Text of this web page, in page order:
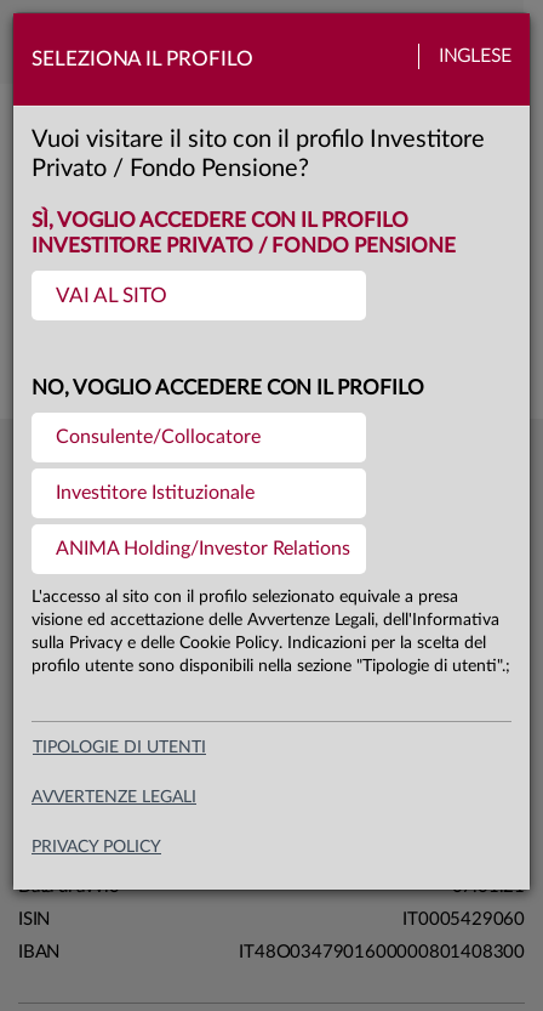
SELEZIONA IL PROFILO INGLESE
Vuoi visitare il sito con il profilo Investitore
Privato / Fondo Pensione?
SÌ, VOGLIO ACCEDERE CON IL PROFILO
INVESTITORE PRIVATO / FONDO PENSIONE
VAI AL SITO
NO, VOGLIO ACCEDERE CON IL PROFILO
Consulente/Collocatore
Investitore Istituzionale
ANIMA Holding/Investor Relations
L'accesso al sito con il profilo selezionato equivale a presa
visione ed accettazione delle Avvertenze Legali, dell'Informativa
sulla Privacy e delle Cookie Policy. Indicazioni per la scelta del
profilo utente sono disponibili nella sezione "Tipologie di utenti".;
TIPOLOGIE DI UTENTI
AVVERTENZE LEGALI
PRIVACY POLICY
Toggle
Anima Selection Prudente
Classe: A
Questa è una comunicazione di marketing. Si prega di consultare il prospetto e
Ultima quota
04.08.26
Patrimonio fondo 31.07.26
Patrimonio classe A 31.07.26
Carta di identità
Linea
Strategie
Sistema
Macrocategoria
Domicilio
Data di avvio
07.01.21
ISIN
IT0005429060
IBAN
IT48O0347901600000801408300